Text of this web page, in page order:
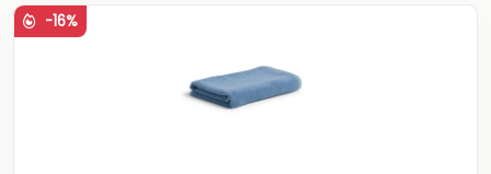
-16%